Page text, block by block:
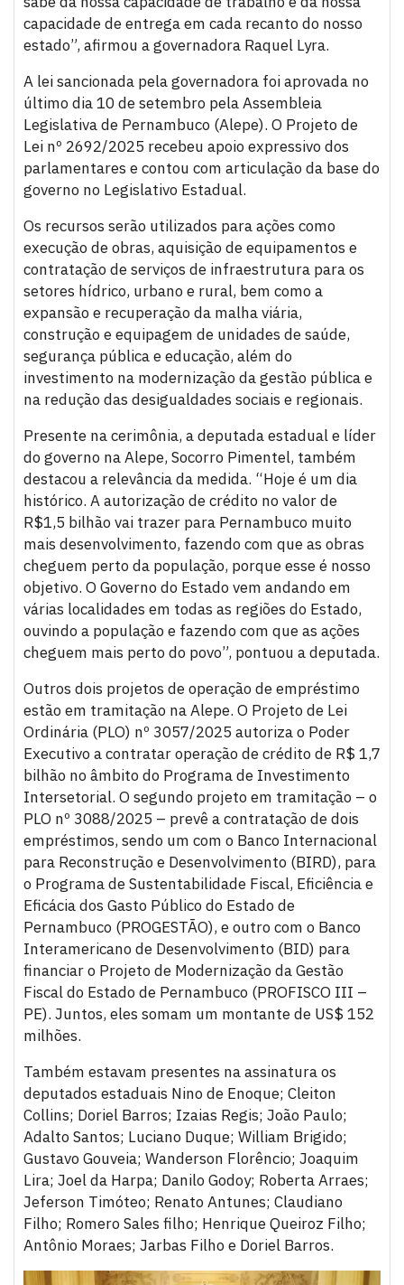
capacidade de entrega em cada recanto do nosso
estado”, afirmou a governadora Raquel Lyra.
A lei sancionada pela governadora foi aprovada no
último dia 10 de setembro pela Assembleia
Legislativa de Pernambuco (Alepe). O Projeto de
Lei nº 2692/2025 recebeu apoio expressivo dos
parlamentares e contou com articulação da base do
governo no Legislativo Estadual.
Os recursos serão utilizados para ações como
execução de obras, aquisição de equipamentos e
contratação de serviços de infraestrutura para os
setores hídrico, urbano e rural, bem como a
expansão e recuperação da malha viária,
construção e equipagem de unidades de saúde,
segurança pública e educação, além do
investimento na modernização da gestão pública e
na redução das desigualdades sociais e regionais.
Presente na cerimônia, a deputada estadual e líder
do governo na Alepe, Socorro Pimentel, também
destacou a relevância da medida. “Hoje é um dia
histórico. A autorização de crédito no valor de
R$1,5 bilhão vai trazer para Pernambuco muito
mais desenvolvimento, fazendo com que as obras
cheguem perto da população, porque esse é nosso
objetivo. O Governo do Estado vem andando em
várias localidades em todas as regiões do Estado,
ouvindo a população e fazendo com que as ações
cheguem mais perto do povo”, pontuou a deputada.
Outros dois projetos de operação de empréstimo
estão em tramitação na Alepe. O Projeto de Lei
Ordinária (PLO) nº 3057/2025 autoriza o Poder
Executivo a contratar operação de crédito de R$ 1,7
bilhão no âmbito do Programa de Investimento
Intersetorial. O segundo projeto em tramitação – o
PLO nº 3088/2025 – prevê a contratação de dois
empréstimos, sendo um com o Banco Internacional
para Reconstrução e Desenvolvimento (BIRD), para
o Programa de Sustentabilidade Fiscal, Eficiência e
Eficácia dos Gasto Público do Estado de
Pernambuco (PROGESTÃO), e outro com o Banco
Interamericano de Desenvolvimento (BID) para
financiar o Projeto de Modernização da Gestão
Fiscal do Estado de Pernambuco (PROFISCO III –
PE). Juntos, eles somam um montante de US$ 152
milhões.
Também estavam presentes na assinatura os
deputados estaduais Nino de Enoque; Cleiton
Collins; Doriel Barros; Izaias Regis; João Paulo;
Adalto Santos; Luciano Duque; William Brigido;
Gustavo Gouveia; Wanderson Florêncio; Joaquim
Lira; Joel da Harpa; Danilo Godoy; Roberta Arraes;
Jeferson Timóteo; Renato Antunes; Claudiano
Filho; ⁠Romero Sales filho; Henrique Queiroz Filho;
Antônio Moraes; Jarbas Filho e Doriel Barros.